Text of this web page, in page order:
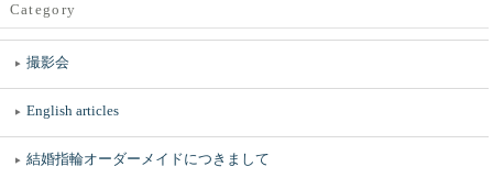
Category
撮影会
English articles
結婚指輪オーダーメイドにつきまして